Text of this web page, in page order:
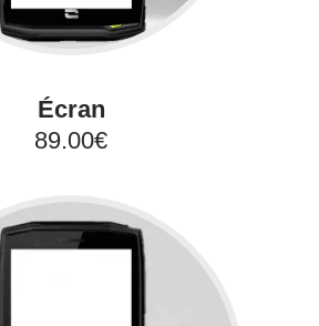
Écran
89.00€